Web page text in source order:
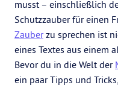
musst – einschließlich
Schutzzauber für einen
Zauberzu sprechen ist
eines Textes aus einem
Bevor du in die Welt der
ein paar Tipps und